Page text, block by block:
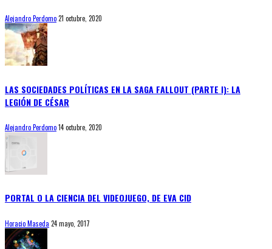
Alejandro Perdomo21 octubre, 2020
LAS SOCIEDADES POLÍTICAS EN LA SAGA FALLOUT (PARTE I): LA
LEGIÓN DE CÉSAR
Alejandro Perdomo14 octubre, 2020
PORTAL O LA CIENCIA DEL VIDEOJUEGO, DE EVA CID
Horacio Maseda 24 mayo, 2017